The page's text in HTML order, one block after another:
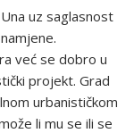
uz saglasnost
već se dobro u
projekt. Grad
urbanističkom
li mu se ili se